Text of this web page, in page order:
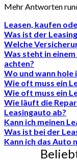
Mehr Antworten
Leasen, kaufen
Was ist der
Welche
Was steht in
achten?
Wo und wann hole
Wie oft muss ein
Wie oft muss ein
Wie läuft die
Leasingauto ab?
Kann ich meinen
Was ist bei der
Kann ich das Auto